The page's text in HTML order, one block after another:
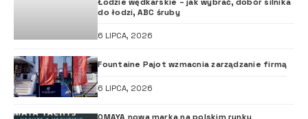
do łodzi, ABC śruby
6 LIPCA, 2026
Fountaine Pajot wzmacnia zarządzanie firmą
6 LIPCA, 2026
OMAYA nowa marka na polskim rynku